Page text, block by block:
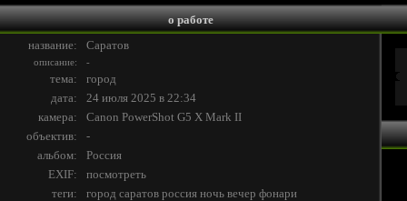
о работе
название:
Саратов
описание: -
тема:
город
дата:
24 июля 2025 в 22:34
камера:
Canon PowerShot G5 X Mark II
объектив:
-
альбом:
Россия
EXIF:
посмотреть
теги:
город саратов россия ночь вечер фонари